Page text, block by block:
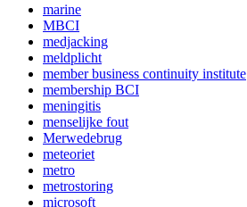
marine
MBCI
medjacking
meldplicht
member business continuity institute
membership BCI
meningitis
menselijke fout
Merwedebrug
meteoriet
metro
metrostoring
microsoft